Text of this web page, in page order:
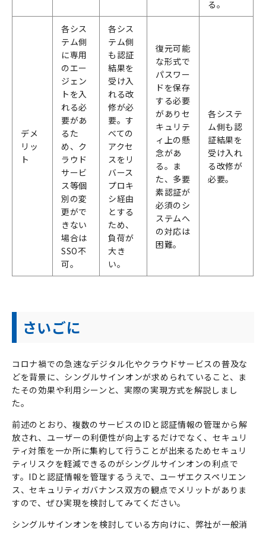
る。
デメ
リッ
ト
各シス
テム側
に専用
のエー
ジェン
トを入
れる必
要があ
るた
め、ク
ラウド
サービ
ス等個
別の変
更がで
きない
場合は
SSO不
可。
各シス
テム側
も認証
結果を
受け入
れる改
修が必
要。す
べての
アクセ
スをリ
バース
プロキ
シ経由
とする
ため、
負荷が
大き
い。
復元可能
な形式で
パスワー
ドを保存
する必要
がありセ
キュリテ
ィ上の懸
念があ
る。ま
た、多要
素認証が
必須のシ
ステムへ
の対応は
困難。
各システ
ム側も認
証結果を
受け入れ
る改修が
必要。
さいごに
コロナ禍での急速なデジタル化やクラウドサービスの普及な
どを背景に、シングルサインオンが求められていること、ま
たその効果や利用シーンと、実際の実現方式を解説しまし
た。
前述のとおり、複数のサービスのID と認証情報の管理から解
放され、ユーザーの利便性が向上するだけでなく、セキュリ
ティ対策を一か所に集約して行うことが出来るためセキュリ
ティリスクを軽減できるのがシングルサインオンの利点で
す。 ID と認証情報を管理するうえで、ユーザエクスペリエン
ス、セキュリティガバナンス双方の観点でメリットがありま
すので、ぜひ実現を検討してみてください。
シングルサインオンを検討している方向けに、弊社が一般消